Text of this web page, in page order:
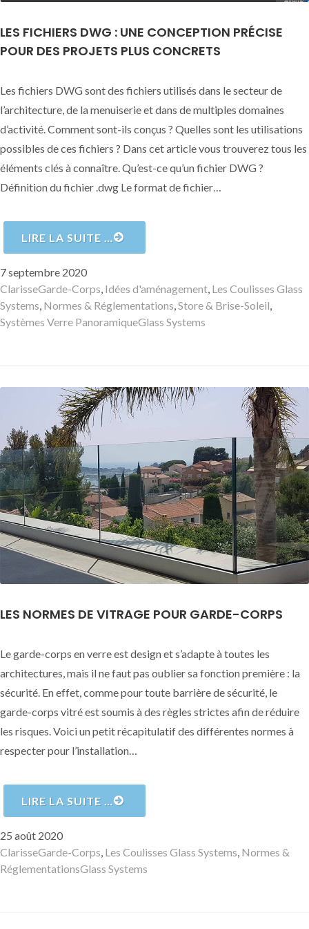
LES FICHIERS DWG : UNE CONCEPTION PRÉCISE
POUR DES PROJETS PLUS CONCRETS
Les fichiers DWG sont des fichiers utilisés dans le secteur de
l’architecture, de la menuiserie et dans de multiples domaines
d’activité. Comment sont-ils conçus ? Quelles sont les utilisations
possibles de ces fichiers ? Dans cet article vous trouverez tous les
éléments clés à connaître. Qu’est-ce qu’un fichier DWG ?
Définition du fichier .dwg Le format de fichier…
LIRE LA SUITE …
Publié
le
7 septembre 2020
Auteur
ClarisseCatégories
Garde-Corps Idées d'aménagement Les Coulisses Glass
Systems Normes & Réglementations Store & Brise-Soleil
Systèmes Verre PanoramiqueMots-
Glass Systems
LES NORMES DE VITRAGE POUR GARDE-CORPS
Le garde-corps en verre est design et s’adapte à toutes les
architectures, mais il ne faut pas oublier sa fonction première : la
sécurité. En effet, comme pour toute barrière de sécurité, le
garde-corps vitré est soumis à des règles strictes afin de réduire
les risques. Voici un petit récapitulatif des différentes normes à
respecter pour l’installation…
LIRE LA SUITE …
Publié
le
25 août 2020
Auteur
ClarisseCatégories
Garde-Corps, Les Coulisses Glass Systems, Normes &
RéglementationsMots-
Glass Systems